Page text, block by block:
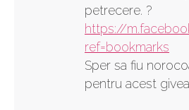
petrecere. ?
https://
ref=bookmarks
Sper sa fiu
pentru acest